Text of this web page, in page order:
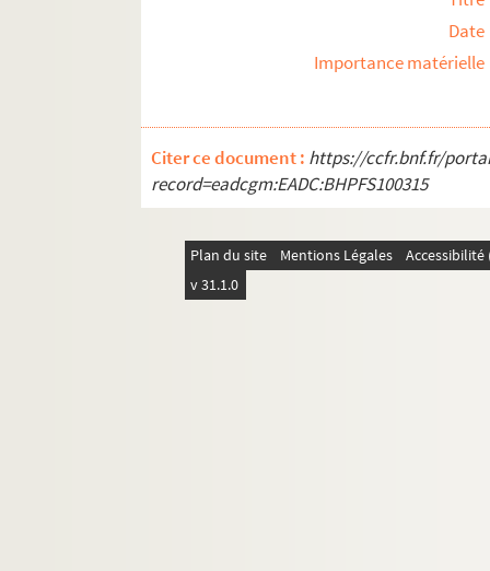
Date
Importance matérielle
Citer ce document : https://ccfr.bnf.fr/
record=eadcgm:EADC:BHPFS100315
Plan du site Mentions Légales
v 31.1.0